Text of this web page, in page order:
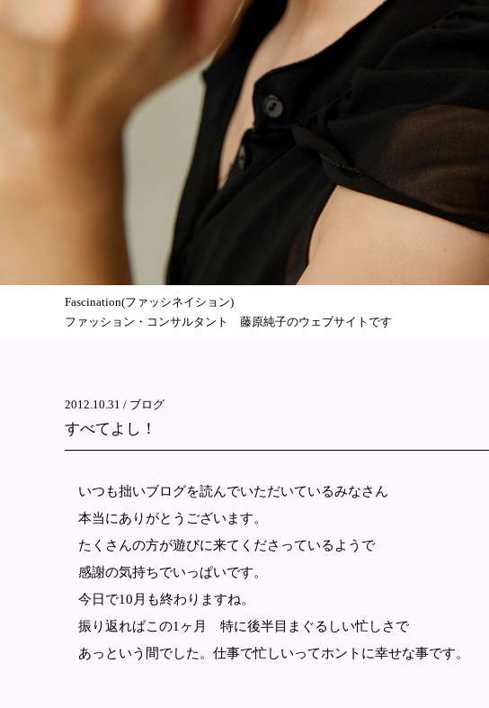
Fascination(ファッシネイション)
ファッション・コンサルタント 藤原純子のウェブサイトです
2012.10.31 / ブログ
すべてよし！
いつも拙いブログを読んでいただいているみなさん
本当にありがとうございます。
たくさんの方が遊びに来てくださっているようで
感謝の気持ちでいっぱいです。
今日で10月も終わりますね。
振り返ればこの1ヶ月 特に後半目まぐるしい忙しさで
あっという間でした。仕事で忙しいってホントに幸せな事です。